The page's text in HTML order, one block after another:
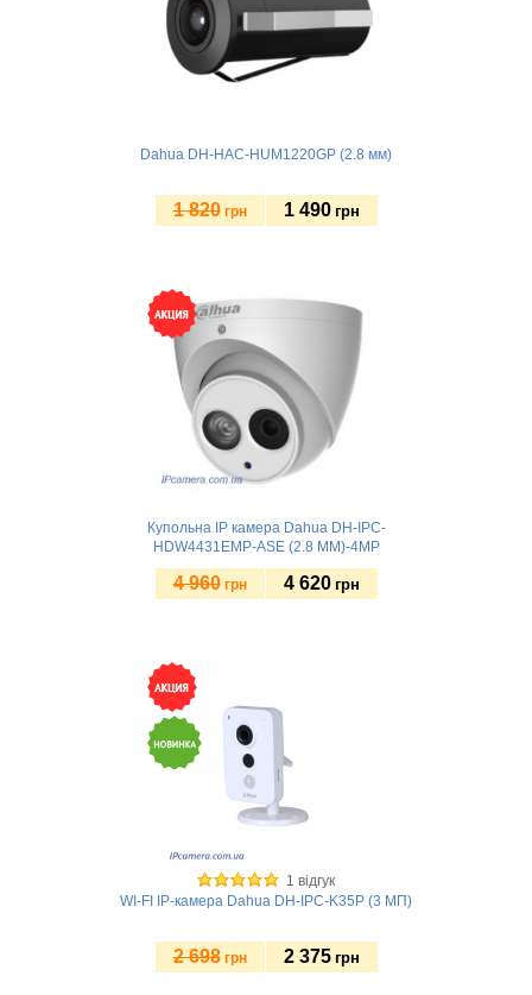
Dahua DH-HAC-HUM1220GP (2.8 мм)
1 820 грн 1 490 грн
Купольна IP камера Dahua DH-IPC-
HDW4431EMP-ASE (2.8 ММ)-4MP
4 960 грн 4 620 грн
1 відгук
WI-FI IP-камера Dahua DH-IPC-K35P (3 МП)
2 698 грн 2 375 грн